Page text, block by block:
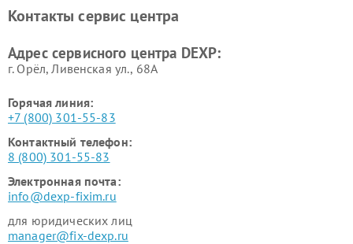
Ремонт серверов DEXP
Ремонт мини пк DEXP
Контакты сервис центра
Адрес сервисного центра DEXP:
г. Орёл, Ливенская ул., 68А
Горячая линия:
+7 (800) 301-55-83
Контактный телефон:
8 (800) 301-55-83
Электронная почта:
info@dexp-fixim.ru
для юридических лиц
manager@fix-dexp.ru